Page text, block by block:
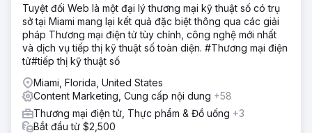
Giải pháp
Chúng tôi đã điều chỉnh chiến lược cho Malone Roofing,
nâng cao thương hiệu và chất lượng khách hàng tiềm
năng. Đây là một cách tiếp cận đa kênh, bao gồm làm mới
trang web, lịch nội dung liên tục, SEO, quản lý phương tiện
truyền thông xã hội, nghiên cứu điển hình được cải thiện
và thực hiện các nỗ lực tiếp thị và bán hàng dựa trên tài
khoản.
Kết quả
Tuyệt đối Web là một đại lý thương mại kỹ thuật số có trụ
sở tại Miami mang lại kết quả đặc biệt thông qua các giải
pháp Thương mại điện tử tùy chỉnh, công nghệ mới nhất
và dịch vụ tiếp thị kỹ thuật số toàn diện. #Thương mại điện
tử#tiếp thị kỹ thuật số
Miami, Florida, United States
Content Marketing, Cung cấp nội dung +58
Thương mại điện tử, Thực phẩm & Đồ uống +3
Bắt đầu từ $2,500